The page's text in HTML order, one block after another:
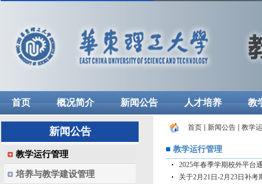
首页 概况简介 新闻公告 人才培养 教
新闻公告
教学运行管理
培养与教学建设管理
首页 新闻公告 教学
教学运行管理
2025年春季学期校外平台
关于2月21日-2月23日补